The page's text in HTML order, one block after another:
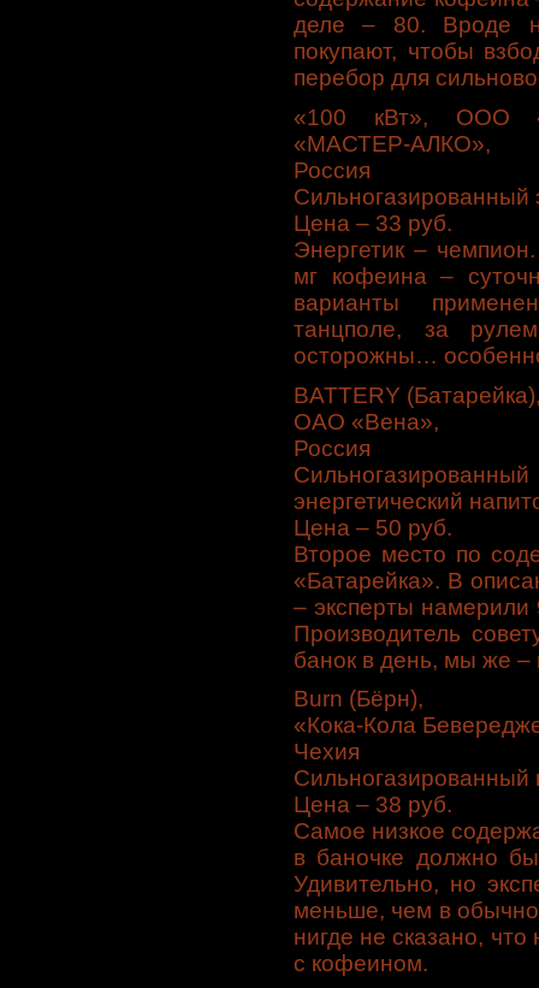
деле – 80. Вроде
покупают, чтобы
перебор для
«100 кВт», ООО
«МАСТЕР-АЛКО»,
Россия
Сильногазированный
Цена – 33 руб.
Энергетик –
мг кофеина –
варианты
танцполе, за
осторожны…
BATTERY
ОАО «Вена»,
Россия
энергетический
Цена – 50 руб.
Второе место по
«Батарейка». В
– эксперты
Производитель
банок в день, мы же –
Burn (Бёрн),
«Кока-Кола
Чехия
Сильногазированный
Цена – 38 руб.
Самое низкое
в баночке должно
Удивительно, но
меньше, чем в
нигде не сказано, что
с кофеином.